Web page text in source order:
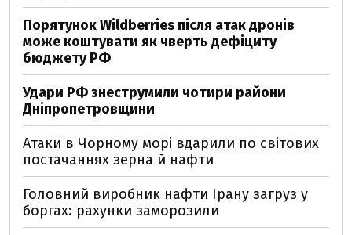
Порятунок Wildberries після атак дронів
може коштувати як чверть дефіциту
бюджету РФ
Удари РФ знеструмили чотири райони
Дніпропетровщини
Атаки в Чорному морі вдарили по світових
постачаннях зерна й нафти
Головний виробник нафти Ірану загруз у
боргах: рахунки заморозили